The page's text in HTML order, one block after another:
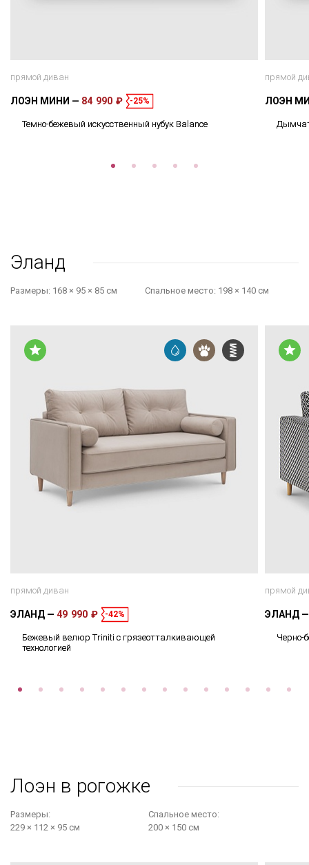
прямой диван
ЛОЭН МИНИ 84 990 ₽ -25%
Темно-бежевый искусственный нубук Balance
прямой
ЛОЭН
Эланд
Размеры: 168 × 95 × 85 см Cпальное место: 198 × 140 см
прямой диван
ЭЛАНД 49 990 ₽ -42%
Бежевый велюр Triniti с грязеотталкивающей
технологией
прямой
ЭЛАНД
Черно-
Лоэн в рогожке
Размеры:
229 × 112 × 95 см
Cпальное место:
200 × 150 см